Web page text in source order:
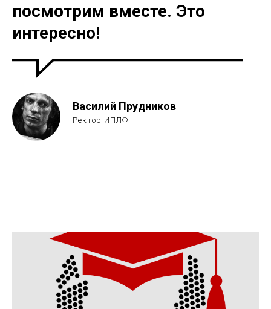
посмотрим вместе. Это
интересно!
Василий Прудников
Ректор ИПЛФ